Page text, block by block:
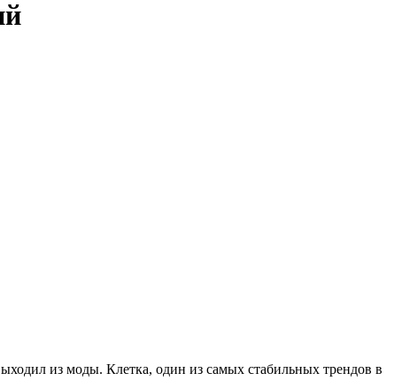
из моды. Клетка, один из самых стабильных трендов в